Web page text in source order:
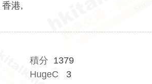
港,
積分 1379
HugeC 3